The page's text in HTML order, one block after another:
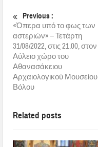
Previous :
«Όπερα υπό το φως των
αστεριών» – Τετάρτη
31/08/2022, στις 21.00, στον
Αύλειο χώρο του
Αθανασάκειου
Αρχαιολογικού Μουσείου
Βόλου
Related posts